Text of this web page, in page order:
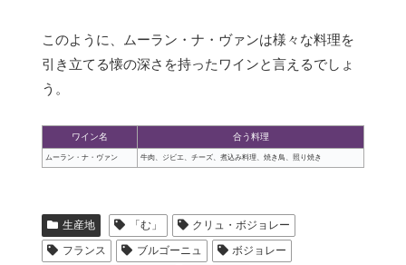
このように、ムーラン・ナ・ヴァンは様々な料理を
引き立てる懐の深さを持ったワインと言えるでしょ
う。
ワイン名 合う料理
ムーラン・ナ・ヴァン 牛肉、ジビエ、チーズ、煮込み料理、焼き鳥、照り焼き
生産地 「む」
クリュ・ボジョレー
フランス
ブルゴーニュ
ボジョレー